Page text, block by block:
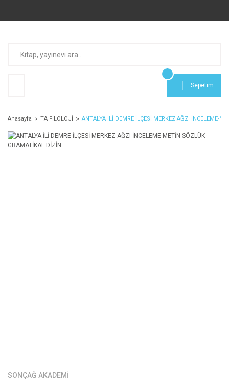
Sepetim
Anasayfa TA FİLOLOJİ ANTALYA İLİ DEMRE İLÇESİ MERKEZ AĞZI İNCELEME-
SONÇAĞ AKADEMİ